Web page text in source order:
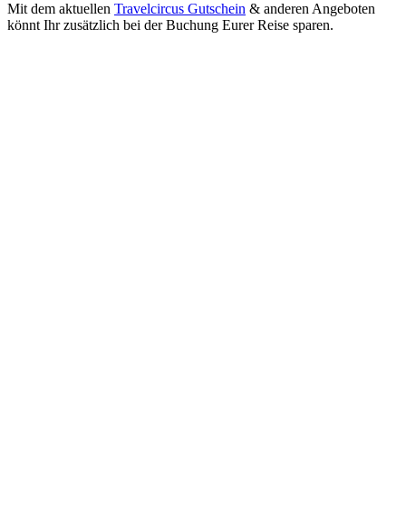
Mit dem aktuellen Travelcircus Gutschein & anderen Angeboten
könnt Ihr zusätzlich bei der Buchung Eurer Reise sparen.